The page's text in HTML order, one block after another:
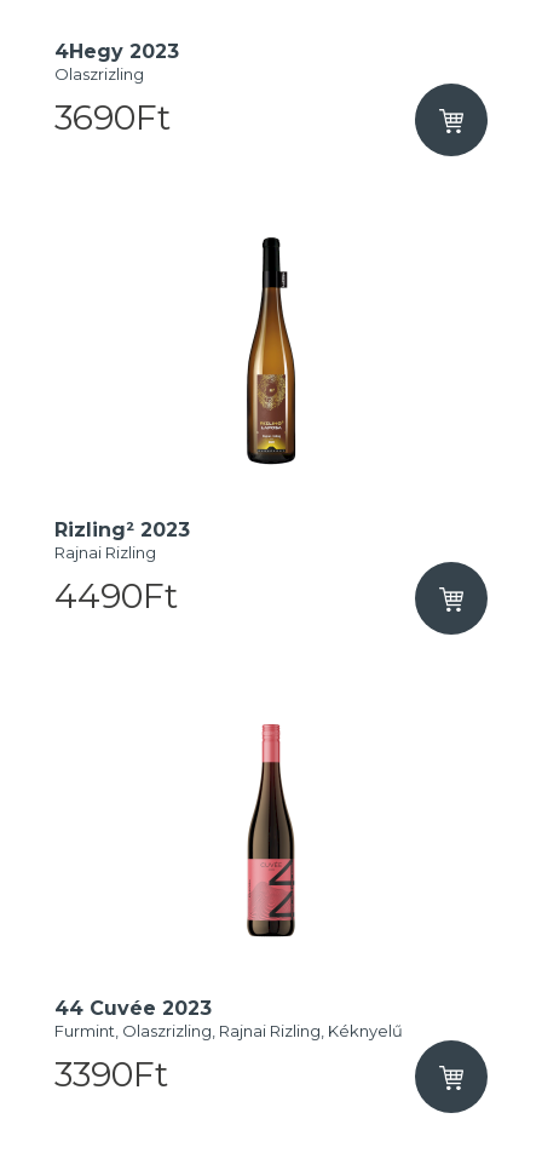
4Hegy 2023
Olaszrizling
3690Ft
Rizling² 2023
Rajnai Rizling
4490Ft
44 Cuvée 2023
Furmint, Olaszrizling, Rajnai Rizling, Kéknyelű
3390Ft